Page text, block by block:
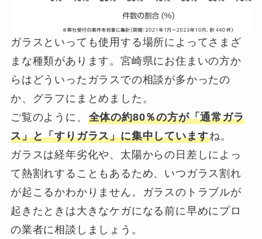
ガラスといっても使用する場所によってさまざ
まな種類があります。宮崎県にお住まいの方か
らはどういったガラスでの相談が多かったの
か、グラフにまとめました。
ご覧のように、 全体の約80％の方が「通常ガラ
ス」と「すりガラス」に集中していますね。
ガラスは経年劣化や、太陽からの日差しによっ
て熱割れすることもあるため、いつガラス割れ
が起こるかわかりません。ガラスのトラブルが
起きたときは大きなケガになる前に早めにプロ
の業者に相談しましょう。